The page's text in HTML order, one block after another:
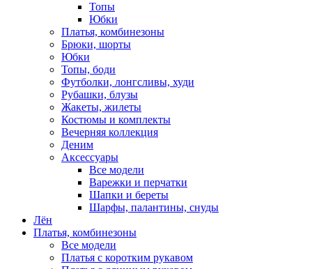
Топы
Юбки
Платья, комбинезоны
Брюки, шорты
Юбки
Топы, боди
Футболки, лонгсливы, худи
Рубашки, блузы
Жакеты, жилеты
Костюмы и комплекты
Вечерняя коллекция
Деним
Аксессуары
Все модели
Варежки и перчатки
Шапки и береты
Шарфы, палантины, снуды
Лён
Платья, комбинезоны
Все модели
Платья с коротким рукавом